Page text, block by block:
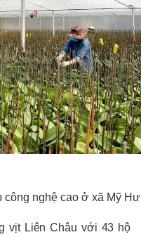
công nghệ cao ở xã Mỹ
vịt Liên Châu với 43 hộ